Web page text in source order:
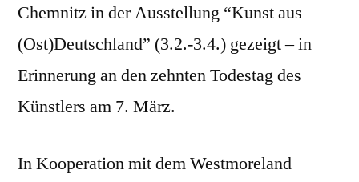
Chemnitz in der Ausstellung “Kunst aus
(Ost)Deutschland” (3.2.-3.4.) gezeigt – in
Erinnerung an den zehnten Todestag des
Künstlers am 7. März.
In Kooperation mit dem Westmoreland